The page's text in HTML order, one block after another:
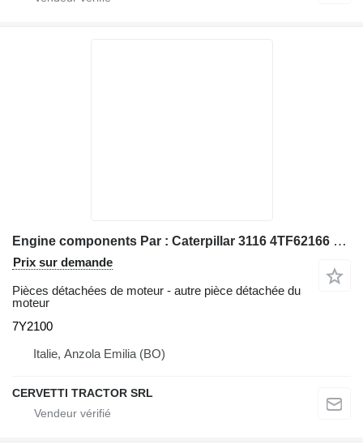
Engine components Par : Caterpillar 3116 4TF62166 Divers 7Y2100 pour chargeuse sur pneus Caterpillar 928G IT28G
Prix sur demande
Pièces détachées de moteur - autre pièce détachée du
moteur
7Y2100
Italie, Anzola Emilia (BO)
CERVETTI TRACTOR SRL